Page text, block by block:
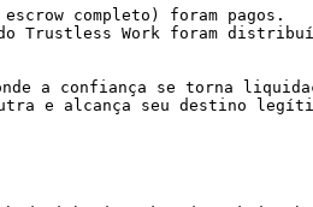
completo) foram pagos.
Trustless Work foram
a confiança se torna
e alcança seu destino